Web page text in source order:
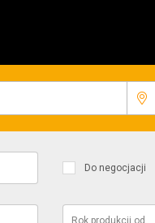
Do negocjacji
Rok produkcji od